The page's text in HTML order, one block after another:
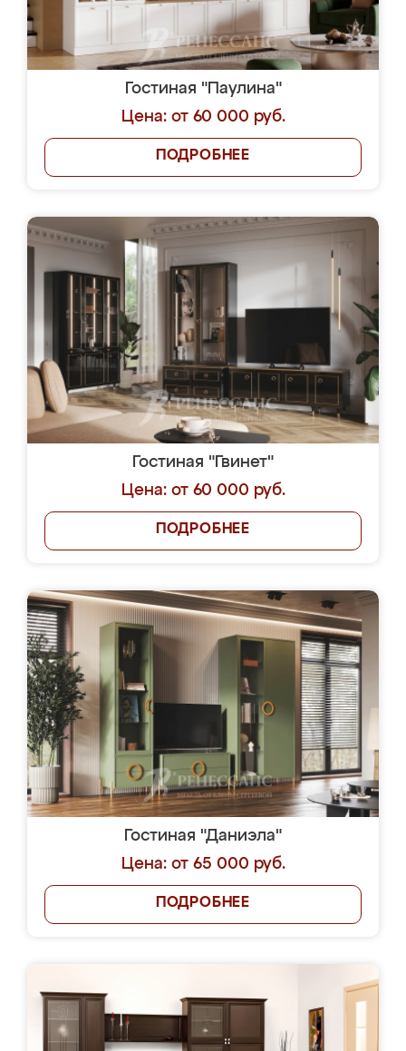
Гостиная "Паулина"
Цена: от 60 000 руб.
ПОДРОБНЕЕ
Гостиная "Гвинет"
Цена: от 60 000 руб.
ПОДРОБНЕЕ
Гостиная "Даниэла"
Цена: от 65 000 руб.
ПОДРОБНЕЕ